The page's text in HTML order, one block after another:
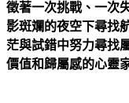
徵著一次挑戰、一次
影斑斕的夜空下尋找
茫與試錯中努力尋找
價值和歸屬感的心靈